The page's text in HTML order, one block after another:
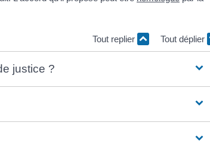
Tout replier Tout déplier
justice ?